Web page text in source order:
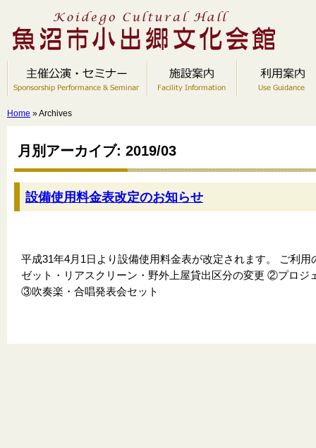
Home » Archives
月別アーカイブ: 2019/03
設備使用料金表改定のお知らせ
平成31年4月1日より設備使用料金表が改定されます。 ご利
ゼット・リアスクリーン・野外上屋貸出区分の変更 ②プロジ
③吹奏楽・合唱発表会セット